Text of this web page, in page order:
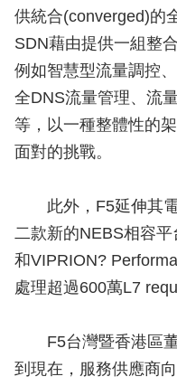
供統合(converged)的
SDN藉由提供一組整
例如智慧型流量調控
全DNS流量管理、流
等，以一種整體性的
面對的挑戰。
此外，F5延伸其電
二款新的NEBS相容
和VIPRION?
處理超過600萬L7
F5台灣暨香港區董
到現在，服務供應商